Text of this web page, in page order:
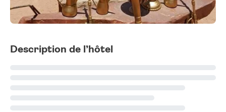
Description de l’hôtel